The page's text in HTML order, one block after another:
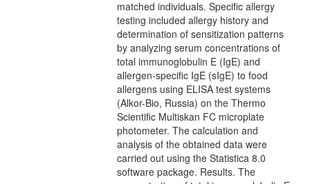
matched individuals. Specific allergy
testing included allergy history and
determination of sensitization patterns
by analyzing serum concentrations of
total immunoglobulin E (IgE) and
allergen-specific IgE (sIgE) to food
allergens using ELISA test systems
(Alkor-Bio, Russia) on the Thermo
Scientific Multiskan FC microplate
photometer. The calculation and
analysis of the obtained data were
carried out using the Statistica 8.0
software package. Results. The